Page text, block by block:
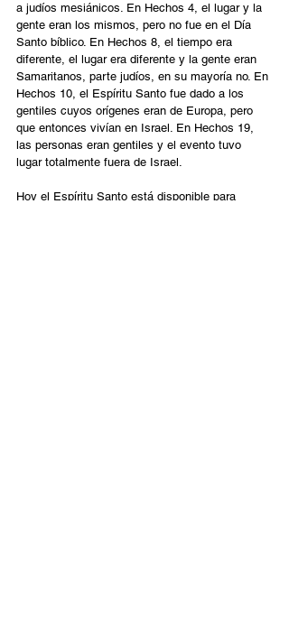
a judíos mesiánicos. En Hechos 4, el lugar y la
gente eran los mismos, pero no fue en el Día
Santo bíblico. En Hechos 8, el tiempo era
diferente, el lugar era diferente y la gente eran
Samaritanos, parte judíos, en su mayoría no. En
Hechos 10, el Espíritu Santo fue dado a los
gentiles cuyos orígenes eran de Europa, pero
que entonces vivían en Israel. En Hechos 19,
las personas eran gentiles y el evento tuvo
lugar totalmente fuera de Israel.
Hoy el Espíritu Santo está disponible para